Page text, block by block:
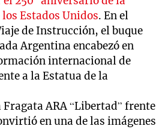
Estados Unidos. En el
de Instrucción, el buque
Argentina encabezó en
internacional de
a la Estatua de la
ARA “Libertad” frente
en una de las imágenes